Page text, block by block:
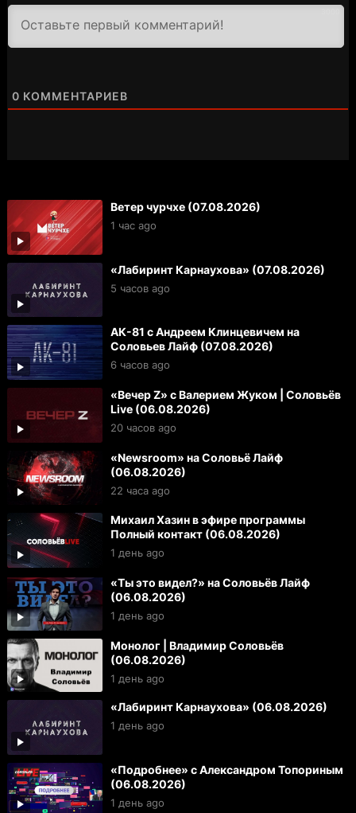
0 КОММЕНТАРИЕВ
Ветер чурчхе (07.08.2026)
1 час ago
«Лабиринт Карнаухова» (07.08.2026)
5 часов ago
АК-81 с Андреем Клинцевичем на
Соловьев Лайф (07.08.2026)
6 часов ago
«Вечер Z» с Валерием Жуком | Соловьёв
Live (06.08.2026)
20 часов ago
«Newsroom» на Соловьё Лайф
(06.08.2026)
22 часа ago
Михаил Хазин в эфире программы
Полный контакт (06.08.2026)
1 день ago
«Ты это видел?» на Соловьёв Лайф
(06.08.2026)
1 день ago
Монолог | Владимир Соловьёв
(06.08.2026)
1 день ago
«Лабиринт Карнаухова» (06.08.2026)
1 день ago
«Подробнее» с Александром Топориным
(06.08.2026)
1 день ago